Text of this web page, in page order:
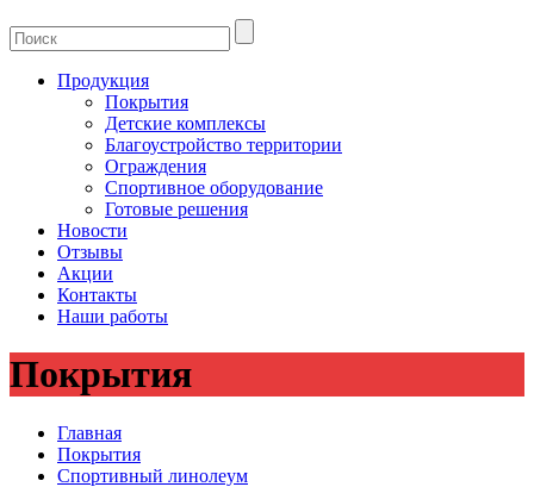
Продукция
Покрытия
Детские комплексы
Благоустройство территории
Ограждения
Спортивное оборудование
Готовые решения
Новости
Отзывы
Акции
Контакты
Наши работы
Покрытия
Главная
Покрытия
Спортивный линолеум